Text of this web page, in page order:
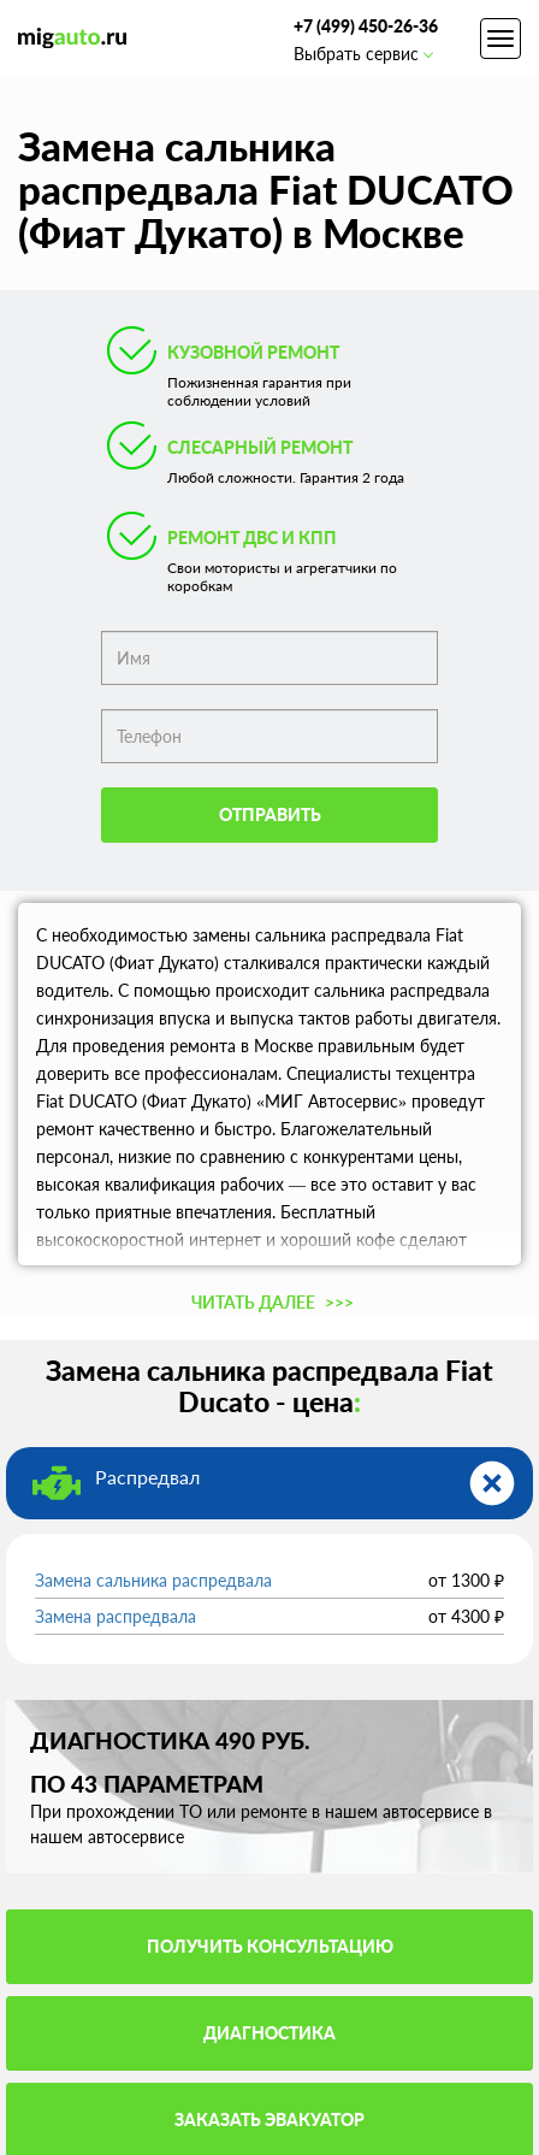
+7 (499) 450-26-36
Выбрать сервис
Замена сальника
распредвала Fiat DUCATO
(Фиат Дукато) в Москве
КУЗОВНОЙ РЕМОНТ
Пожизненная гарантия при
соблюдении условий
СЛЕСАРНЫЙ РЕМОНТ
Любой сложности. Гарантия 2 года
РЕМОНТ ДВС И КПП
Свои мотористы и агрегатчики по
коробкам
ОТПРАВИТЬ
С необходимостью замены сальника распредвала Fiat
DUCATO (Фиат Дукато) сталкивался практически каждый
водитель. С помощью происходит сальника распредвала
синхронизация впуска и выпуска тактов работы двигателя.
Для проведения ремонта в Москве правильным будет
доверить все профессионалам. Специалисты техцентра
Fiat DUCATO (Фиат Дукато) «МИГ Автосервис» проведут
ремонт качественно и быстро. Благожелательный
персонал, низкие по сравнению с конкурентами цены,
высокая квалификация рабочих — все это оставит у вас
только приятные впечатления. Бесплатный
высокоскоростной интернет и хороший кофе сделают
время, проведенное в ожидании приятнее.
ЧИТАТЬ ДАЛЕЕ >>>
Замена сальника распредвала Fiat
Ducato - цена:
Распредвал
Замена сальника распредвала от 1300 ₽
Замена распредвала
от 4300 ₽
ДИАГНОСТИКА 490 РУБ.
ПО 43 ПАРАМЕТРАМ
При прохождении ТО или ремонте в нашем автосервисе в
нашем автосервисе
ПОЛУЧИТЬ КОНСУЛЬТАЦИЮ
ДИАГНОСТИКА
ЗАКАЗАТЬ ЭВАКУАТОР